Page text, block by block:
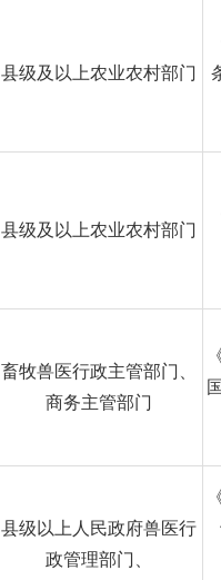
县级及以上农业农村部门
县级及以上农业农村部门
畜牧兽医行政主管部门、
商务主管部门
县级以上人民政府兽医行
政管理部门、